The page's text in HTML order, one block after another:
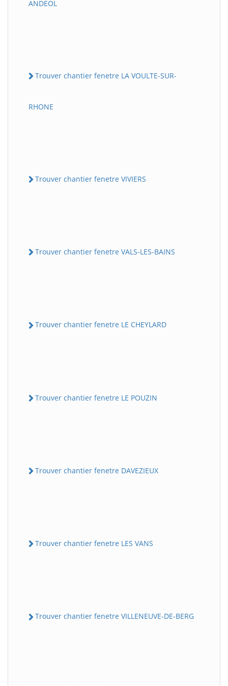
ANDEOL
Trouver chantier fenetre LA VOULTE-SUR-
RHONE
Trouver chantier fenetre VIVIERS
Trouver chantier fenetre VALS-LES-BAINS
Trouver chantier fenetre LE CHEYLARD
Trouver chantier fenetre LE POUZIN
Trouver chantier fenetre DAVEZIEUX
Trouver chantier fenetre LES VANS
Trouver chantier fenetre VILLENEUVE-DE-BERG